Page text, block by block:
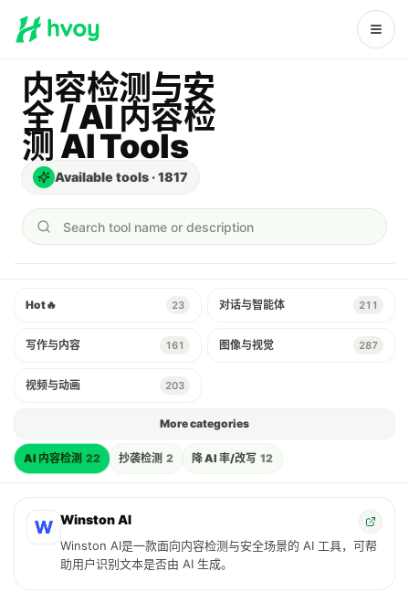
内容检测与安
全 / AI 内容检
测 AI Tools
Available tools ·1817
Search tool name or description
Hot🔥 23 对话与智能体 211
写作与内容 161 图像与视觉 287
视频与动画 203
More categories
AI 内容检测 22 抄袭检测 2 降 AI 率/改写 12
Winston AI
Winston AI是一款面向内容检测与安全场景的 AI 工具，可帮
助用户识别文本是否由 AI 生成。